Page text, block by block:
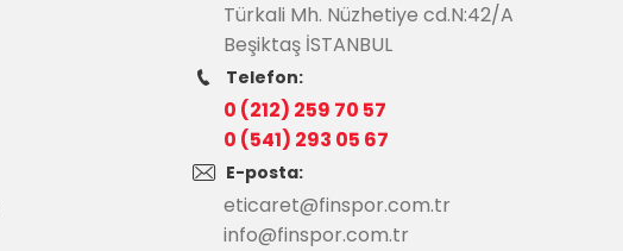
Türkali Mh. Nüzhetiye cd.N:42/A
Beşiktaş İSTANBUL
Telefon:
0 (212) 259 70 57
0 (541) 293 05 67
E-posta:
eticaret@finspor.com.tr
info@finspor.com.tr